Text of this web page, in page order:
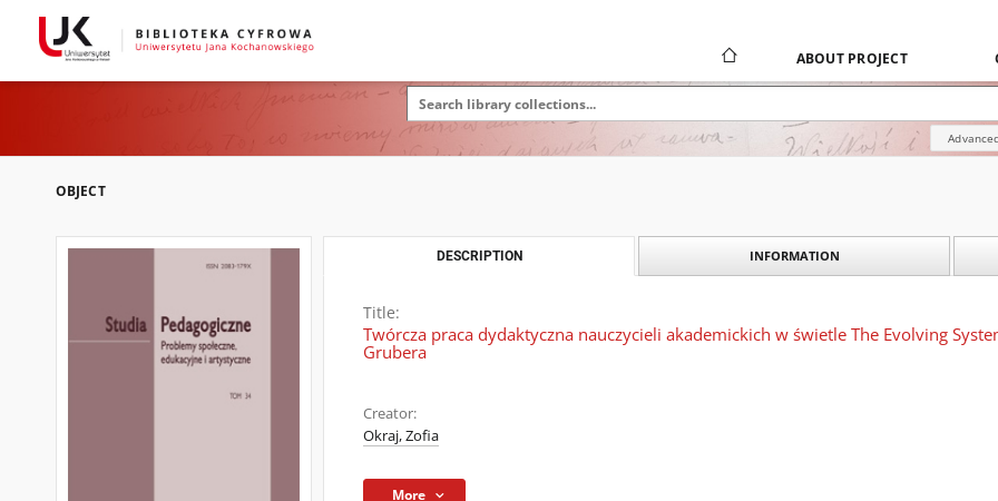
ABOUT PROJECT
OBJECT
DESCRIPTION INFORMATION
Title:
Twórcza praca dydaktyczna nauczycieli akademickich w świetle The Evolving
Grubera
Creator:
Okraj, Zofia
More